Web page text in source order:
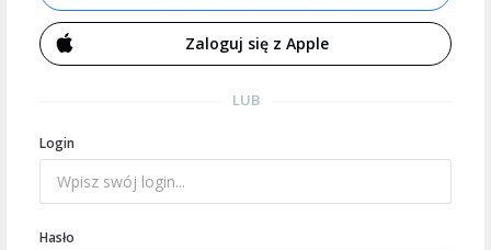
Zaloguj się z Apple
LUB
Login
Hasło